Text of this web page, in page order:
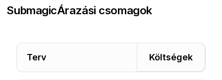
SubmagicÁrazási csomagok
Terv Költségek